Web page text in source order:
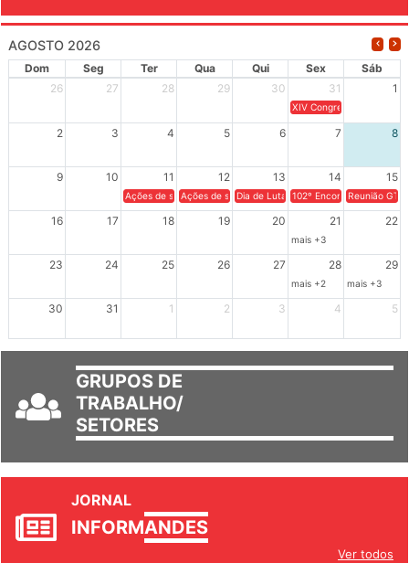
AGOSTO 2026
Dom Seg Ter Qua Qui Sex
Sáb
26
27 28 29 30 31 1
XIV Congresso Brasileiro
2 3 4 5 6 7 8
9 10 11 12 13 14 15
Ações de solidariedade a Cuba no Rio Grande do Sul - 100
Ações de solidariedade a Cuba no Rio Grande do
Dia de Luta em Defesa de Cuba e da
102º Encontro da
Reunião
16 17 18 19 20 21 22
mais +3
23 24 25 26 27 28 29
mais +2 mais +3
30 31 1 2 3 4 5
GRUPOS DE
TRABALHO/
SETORES
JORNAL
INFORMANDES
Ver todos